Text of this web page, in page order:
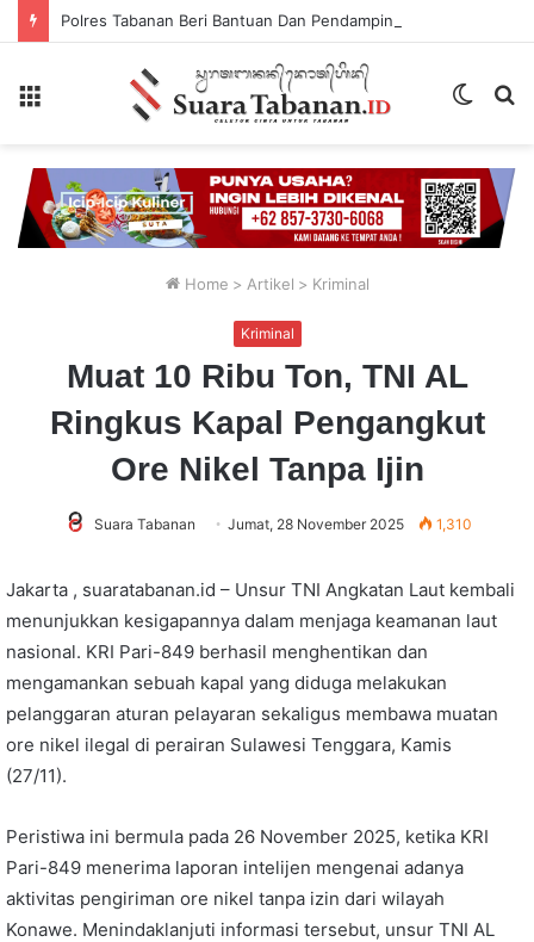
Switch
Home > Artikel > Kriminal
Kriminal
Muat 10 Ribu Ton, TNI AL
Ringkus Kapal Pengangkut
Ore Nikel Tanpa Ijin
Suara Tabanan Jumat, 28 November 2025 1,310
Jakarta , suaratabanan.id – Unsur TNI Angkatan Laut kembali
menunjukkan kesigapannya dalam menjaga keamanan laut
nasional. KRI Pari-849 berhasil menghentikan dan
mengamankan sebuah kapal yang diduga melakukan
pelanggaran aturan pelayaran sekaligus membawa muatan
ore nikel ilegal di perairan Sulawesi Tenggara, Kamis
(27/11).
Peristiwa ini bermula pada 26 November 2025, ketika KRI
Pari-849 menerima laporan intelijen mengenai adanya
aktivitas pengiriman ore nikel tanpa izin dari wilayah
Konawe. Menindaklanjuti informasi tersebut, unsur TNI AL